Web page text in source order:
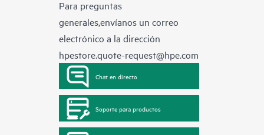
Para preguntas
generales,envíanos un correo
electrónico a la dirección
hpestore.quote-request@hpe.com
Chat en directo
Soporte para productos